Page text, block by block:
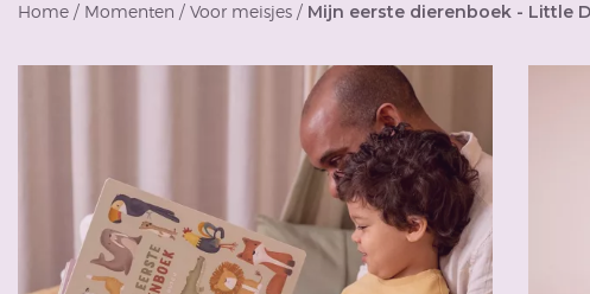
Home / Momenten / Voor meisjes / Mijn eerste dierenboek - Little